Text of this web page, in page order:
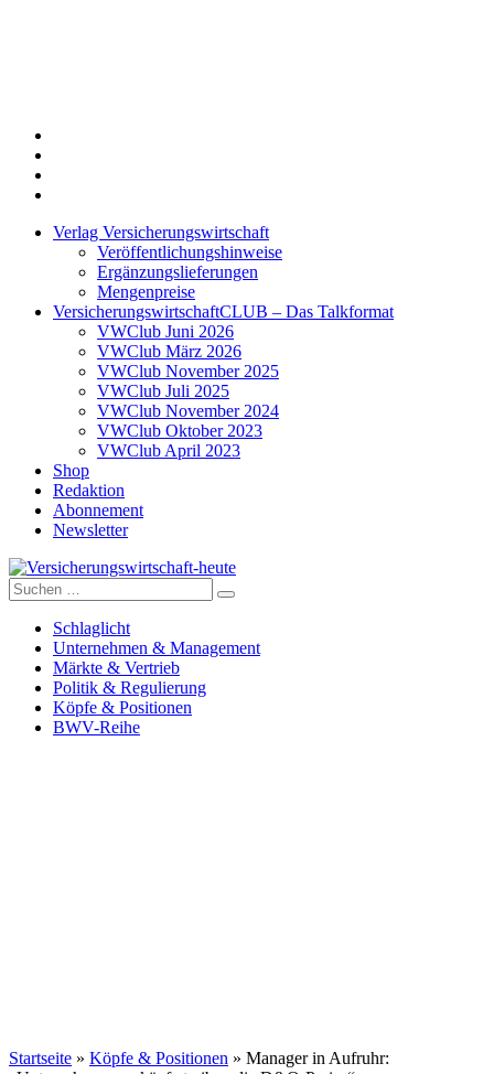
Verlag Versicherungswirtschaft
Veröffentlichungshinweise
Ergänzungslieferungen
Mengenpreise
VersicherungswirtschaftCLUB – Das Talkformat
VWClub Juni 2026
VWClub März 2026
VWClub November 2025
VWClub Juli 2025
VWClub November 2024
VWClub Oktober 2023
VWClub April 2023
Shop
Redaktion
Abonnement
Newsletter
Versicherungswirtschaft-heute
Suche
nach:
Schlaglicht
Unternehmen & Management
Märkte & Vertrieb
Politik & Regulierung
Köpfe & Positionen
BWV-Reihe
Startseite » Köpfe & Positionen » Manager in Aufruhr: